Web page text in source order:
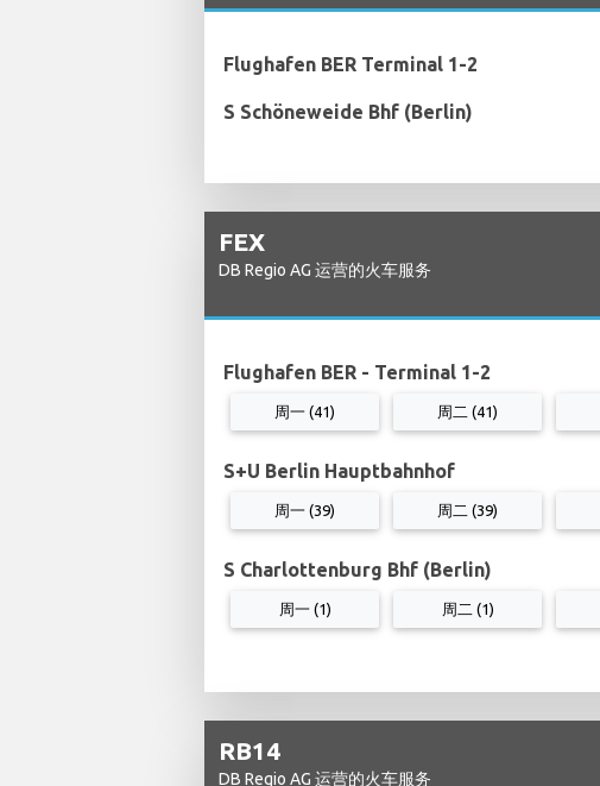
Flughafen BER Terminal 1-2
S Schöneweide Bhf (Berlin)
FEX
DB Regio AG 运营的火车服务
Flughafen BER - Terminal 1-2
周一 (41) 周二 (41)
S+U Berlin Hauptbahnhof
周一 (39) 周二 (39)
S Charlottenburg Bhf (Berlin)
周一 (1) 周二 (1)
RB14
DB Regio AG 运营的火车服务